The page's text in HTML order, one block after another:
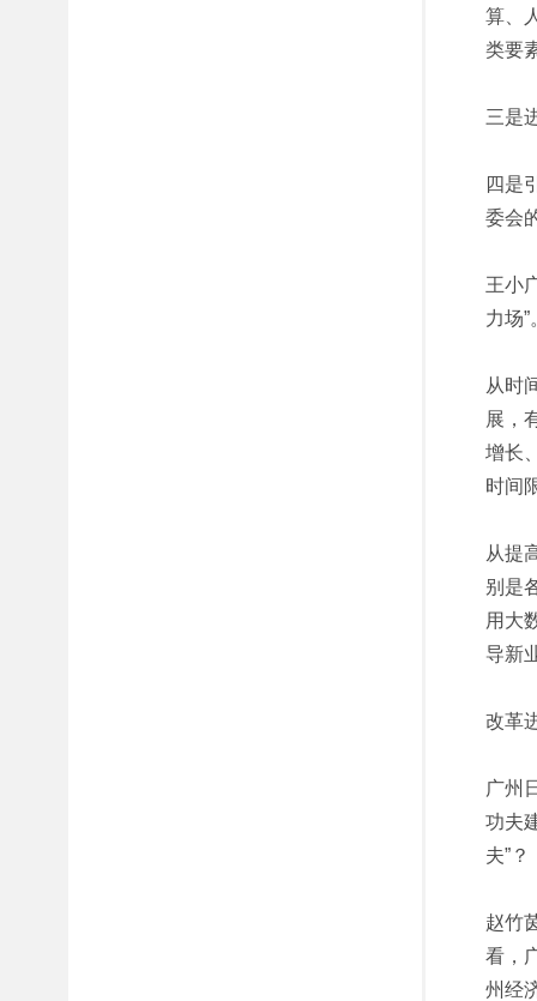
算、
类要
三是
四是
委会
王小
力场”
从时
展，
增长
时间
从提
别是
用大
导新
改革
广州
功夫
夫”？
赵竹
看，
州经